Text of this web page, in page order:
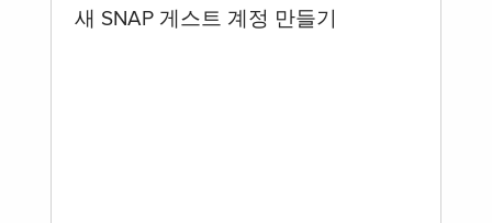
새 SNAP 게스트 계정 만들기